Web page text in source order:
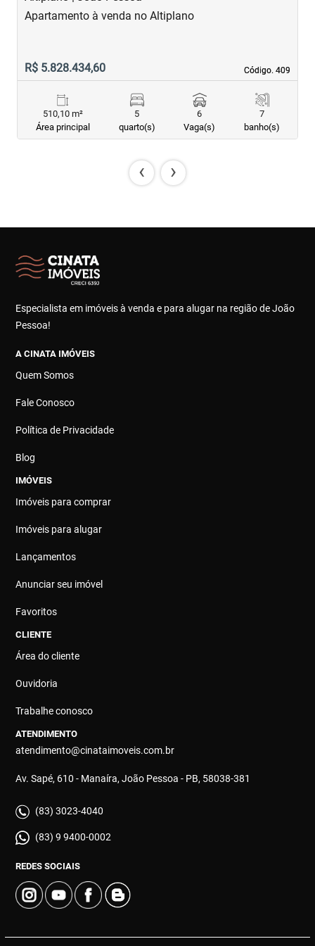
Código. 409
Código. 409
Apartamento à venda no Altiplano
R$ 5.828.434,60
510,10 m²
Área principal
5
quarto(s)
6
Vaga(s)
7
banho(s)
‹ ›
Especialista em imóveis à venda e para alugar na região de João
Pessoa!
A CINATA IMÓVEIS
Quem Somos
Fale Conosco
Política de Privacidade
Blog
IMÓVEIS
Imóveis para comprar
Imóveis para alugar
Lançamentos
Anunciar seu imóvel
Favoritos
CLIENTE
Área do cliente
Ouvidoria
Trabalhe conosco
ATENDIMENTO
atendimento@cinataimoveis.com.br
Av. Sapé, 610 - Manaíra, João Pessoa - PB, 58038-381
(83) 3023-4040
(83) 9 9400-0002
REDES SOCIAIS